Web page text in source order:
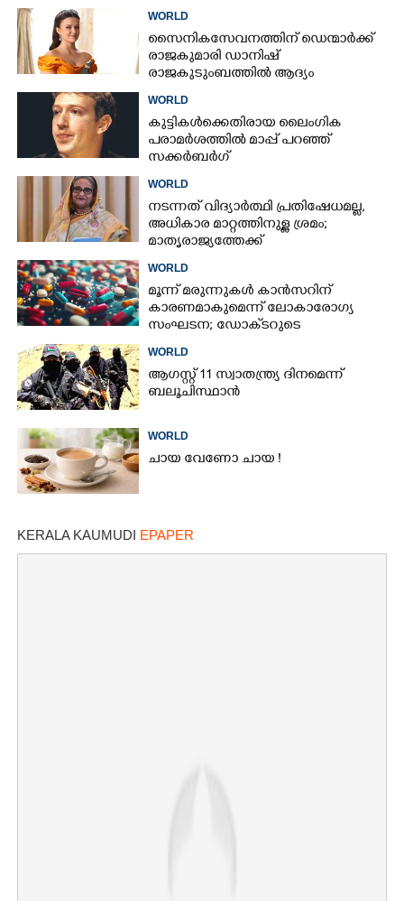
WORLD
സൈനികസേവനത്തിന് ഡെന്മാർക്ക്
രാജകുമാരി ഡാനിഷ്
രാജകുടുംബത്തിൽ ആദ്യം
WORLD
കുട്ടികൾക്കെതിരായ ലൈംഗിക
പരാമർശത്തിൽ മാപ്പ് പറഞ്ഞ്
സക്കർബർഗ്
WORLD
നടന്നത് വിദ്യാർത്ഥി പ്രതിഷേധമല്ല,​
അധികാര മാറ്റത്തിനുള്ള ശ്രമം;
മാതൃരാജ്യത്തേക്ക്
WORLD
മൂന്ന് മരുന്നുകൾ കാൻസറിന്
കാരണമാകുമെന്ന് ലോകാരോഗ്യ
സംഘടന; ഡോക്‌ടറുടെ
മുന്നറിയിപ്പ്
WORLD
ആഗസ്റ്റ് 11 സ്വാതന്ത്ര്യ ദിനമെന്ന്
ബലൂചിസ്ഥാൻ
WORLD
ചായ വേണോ ചായ !
KERALA KAUMUDI EPAPER